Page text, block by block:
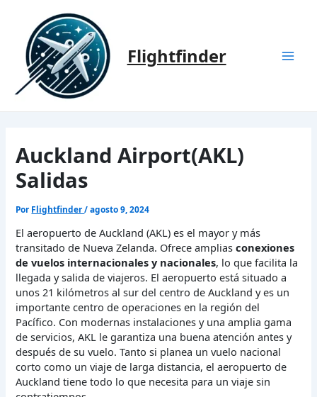
contenido
Flightfinder
Auckland Airport(AKL)
Salidas
Por Flightfinder/agosto 9, 2024
El aeropuerto de Auckland (AKL) es el mayor y más
transitado de Nueva Zelanda. Ofrece ampliasconexiones
de vuelos internacionales y nacionales, lo que facilita la
llegada y salida de viajeros. El aeropuerto está situado a
unos 21 kilómetros al sur del centro de Auckland y es un
importante centro de operaciones en la región del
Pacífico. Con modernas instalaciones y una amplia gama
de servicios, AKL le garantiza una buena atención antes y
después de su vuelo. Tanto si planea un vuelo nacional
corto como un viaje de larga distancia, el aeropuerto de
Auckland tiene todo lo que necesita para un viaje sin